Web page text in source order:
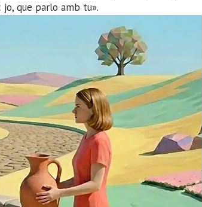
que parlo amb tu».